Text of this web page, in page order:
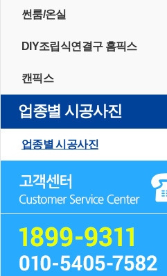
썬룸/온실
DIY조립식연결구 홈픽스
캔픽스
업종별 시공사진
업종별 시공사진